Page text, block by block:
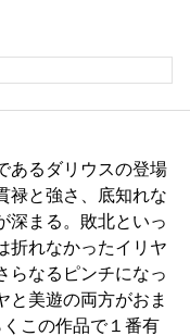
あるダリウスの登場
禄と強さ、底知れな
深まる。敗北といっ
折れなかったイリヤ
らなるピンチになっ
と美遊の両方がおま
この作品で１番有